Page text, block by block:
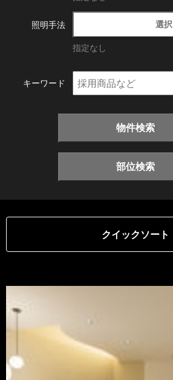
照明手法 選択
指定なし
キーワード
物件検索
部位検索
クイックソート